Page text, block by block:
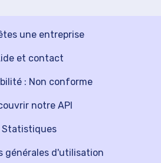
une entreprise
notre API
et contact
Statistiques
: Non conforme
générales d'utilisation